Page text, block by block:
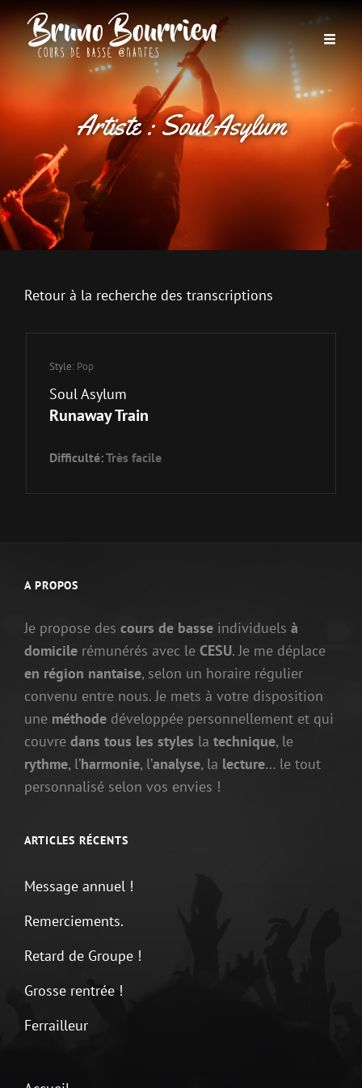
Artiste :Soul Asylum
Retour à la recherche des transcriptions
Style: Pop
Soul Asylum
Runaway Train
Difficulté:Très facile
A PROPOS
Je propose des cours de basse individuels à
domicile rémunérés avec le CESU. Je me déplace
en région nantaise, selon un horaire régulier
convenu entre nous. Je mets à votre disposition
une méthode développée personnellement et qui
couvre dans tous les styles la technique, le
rythme, l’harmonie, l’analyse, la lecture… le tout
personnalisé selon vos envies !
ARTICLES RÉCENTS
Message annuel !
Remerciements.
Retard de Groupe !
Grosse rentrée !
Ferrailleur